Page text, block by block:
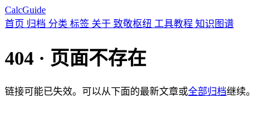
CalcGuide
首页 归档 分类 标签 关于 致敬枢纽 工具教程 知识图谱
404 · 页面不存在
链接可能已失效。可以从下面的最新文章或全部归档继续。